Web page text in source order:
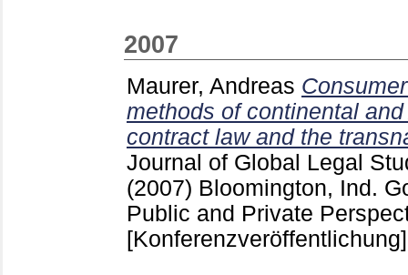
2007
Maurer, Andreas
methods of continental
contract law and the
Journal of Global Legal
(2007) Bloomington, Ind.
Public and Private
[Konferenzveröffentlichung]